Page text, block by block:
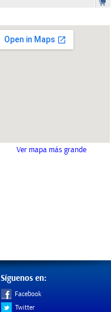
Ver mapa más grande
Síguenos en:
Facebook
Twitter